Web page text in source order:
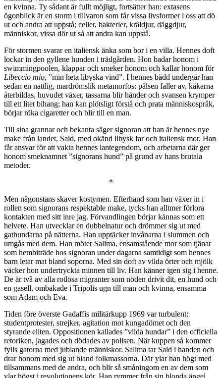
en kvinna. Ty sådant är fullt möjligt, fortsätter han: extasens
ögonblick är en storm i tillvaron som får vissa livsformer i oss att dö
ut och andra att uppstå; celler, bakterier, kräldjur, däggdjur,
människor, vissa dör ut så att andra kan uppstå.
För stormen svarar en italiensk änka som bor i en villa. Hennes doft
lockar in den gyllene hunden i trädgården. Hon badar honom i
swimmingpoolen, klappar och smeker honom och kallar honom för
Libeccio mio, ”min heta libyska vind”. I hennes bädd undergår han
sedan en nattlig, mardrömslik metamorfos: pälsen faller av, käkarna
återbildas, huvudet växer, tassarna blir händer och svansen krymper
till ett litet bihang; han kan plötsligt förstå och prata människospråk,
börjar röka cigaretter och blir till en man.
Till sina grannar och bekanta säger signoran att han är hennes nye
make från landet, Said, med okänd libysk far och italiensk mor. Han
får ansvar för att vakta hennes lantegendom, och arbetarna där ger
honom smeknamnet ”signorans hund” på grund av hans brutala
metoder.
*
Men någonstans skaver kostymen. Efterhand som han växer in i
rollen som signorans respektable make, tycks han alltmer förlora
kontakten med sitt inre jag. Förvandlingen börjar kännas som ett
helvete. Han utvecklar en dubbelnatur och drömmer sig ut med
gathundarna på nätterna. Han upptäcker invånarna i slummen och
umgås med dem. Han möter Salima, ensamstående mor som tjänar
som hembiträde hos signoran under dagarna samtidigt som hennes
barn letar mat bland soporna. Med sin doft av vilda örter och mjölk
väcker hon undertryckta minnen till liv. Han känner igen sig i henne.
De är två av alla rotlösa migranter som nöden drivit dit, en hund och
en gasell, ombakade i Tripolis ugn till man och kvinna, ensamma
som Adam och Eva.
Tiden före överste Gadaffis militärkupp 1969 var turbulent:
studentprotester, strejker, agitation mot kungadömet och den
styrande eliten. Oppositionen kallades ”vilda hundar” i den officiella
retoriken, jagades och dödades av polisen. När kuppen så kommer
fylls gatorna med jublande människor. Salima tar Said i handen och
drar honom med sig ut bland folkmassorna. Där ylar han högt med
tillsammans med de andra, och blir så småningom en av dem som
ylar högst i revolutionens kör. Han rymmer från sin blonda ängel,